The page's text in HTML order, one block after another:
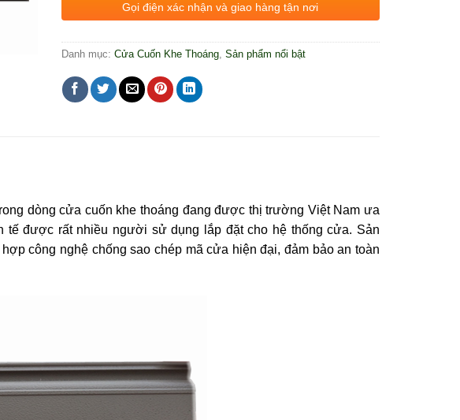
Gọi điện xác nhận và giao hàng tận nơi
Danh mục: Cửa Cuốn Khe Thoáng, Sản phẩm nổi bật
dòng cửa cuốn khe thoáng đang được thị trường Việt Nam ưa
tế được rất nhiều người sử dụng lắp đặt cho hệ thống cửa. Sản
công nghệ chống sao chép mã cửa hiện đại, đảm bảo an toàn